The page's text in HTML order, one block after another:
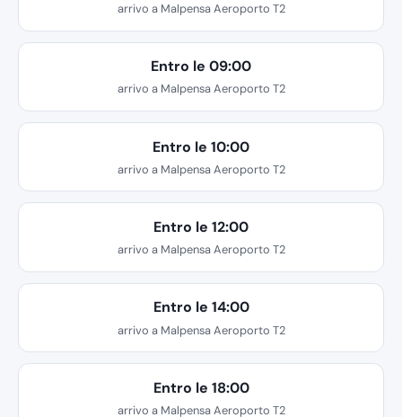
arrivo a Malpensa Aeroporto T2
Entro le 09:00
arrivo a Malpensa Aeroporto T2
Entro le 10:00
arrivo a Malpensa Aeroporto T2
Entro le 12:00
arrivo a Malpensa Aeroporto T2
Entro le 14:00
arrivo a Malpensa Aeroporto T2
Entro le 18:00
arrivo a Malpensa Aeroporto T2